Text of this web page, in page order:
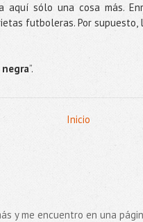
aquí sólo una cosa más.
futboleras. Por
negra”.
Inicio
y me encuentro en una